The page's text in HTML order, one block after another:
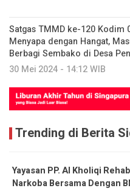
Satgas TMMD ke-120 Kodim
Menyapa dengan Hangat,
Berbagi Sembako di Desa
30 Mei 2024 - 14:12 WIB
Trending di Berita
Yayasan PP. Al Kholiqi
Narkoba Bersama Dengan